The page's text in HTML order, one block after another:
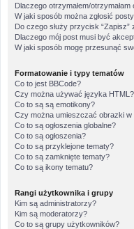
Dlaczego otrzymałem/
W jaki sposób można zgłosić
Do czego służy przycisk
Dlaczego mój post musi być
W jaki sposób mogę przesunąć
Formatowanie i typy tematów
Co to jest BBCode?
Czy można używać języka HTML?
Co to są są emotikony?
Czy można umieszczać obrazki w
Co to są ogłoszenia globalne?
Co to są ogłoszenia?
Co to są przyklejone tematy?
Co to są zamknięte tematy?
Co to są ikony tematu?
Rangi użytkownika i grupy
Kim są administratorzy?
Kim są moderatorzy?
Co to są grupy użytkowników?